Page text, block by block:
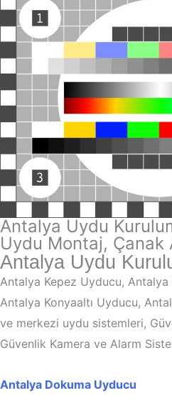
Antalya Uydu
Uydu Montaj, Çanak
Antalya Uydu
Antalya Kepez Uyducu,
Antalya Konyaaltı Uyducu,
ve merkezi uydu sistemleri,
Güvenlik Kamera ve Alarm
Antalya Dokuma Uyducu